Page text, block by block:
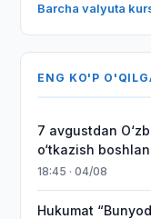
Barcha valyuta
ENG KO'P
7 avgustdan
o‘tkazish
18:45 · 04/08
Hukumat